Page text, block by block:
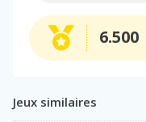
6.500
Jeux similaires